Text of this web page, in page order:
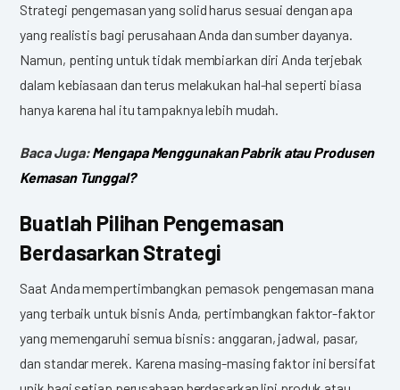
Strategi pengemasan yang solid harus sesuai dengan apa
yang realistis bagi perusahaan Anda dan sumber dayanya.
Namun, penting untuk tidak membiarkan diri Anda terjebak
dalam kebiasaan dan terus melakukan hal-hal seperti biasa
hanya karena hal itu tampaknya lebih mudah.
Baca Juga:Mengapa Menggunakan Pabrik atau Produsen
Kemasan Tunggal?
Buatlah Pilihan Pengemasan
Berdasarkan Strategi
Saat Anda mempertimbangkan pemasok pengemasan mana
yang terbaik untuk bisnis Anda, pertimbangkan faktor-faktor
yang memengaruhi semua bisnis: anggaran, jadwal, pasar,
dan standar merek. Karena masing-masing faktor ini bersifat